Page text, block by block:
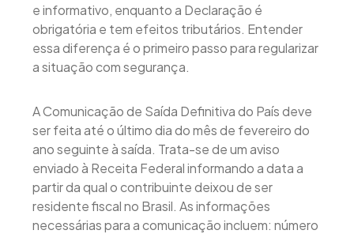
e informativo, enquanto a Declaração é
obrigatória e tem efeitos tributários. Entender
essa diferença é o primeiro passo para regularizar
a situação com segurança.
A Comunicação de Saída Definitiva do País deve
ser feita até o último dia do mês de fevereiro do
ano seguinte à saída. Trata-se de um aviso
enviado à Receita Federal informando a data a
partir da qual o contribuinte deixou de ser
residente fiscal no Brasil. As informações
necessárias para a comunicação incluem: número